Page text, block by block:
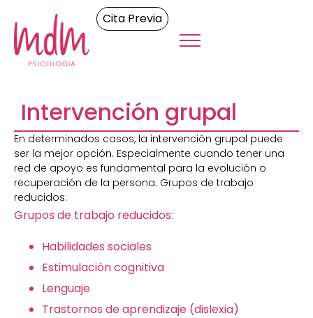
Cita Previa
Intervención grupal
En determinados casos, la intervención grupal puede
ser la mejor opción. Especialmente cuando tener una
red de apoyo es fundamental para la evolución o
recuperación de la persona. Grupos de trabajo
reducidos:
Grupos de trabajo reducidos:
Habilidades sociales
Estimulación cognitiva
Lenguaje
Trastornos de aprendizaje (dislexia)